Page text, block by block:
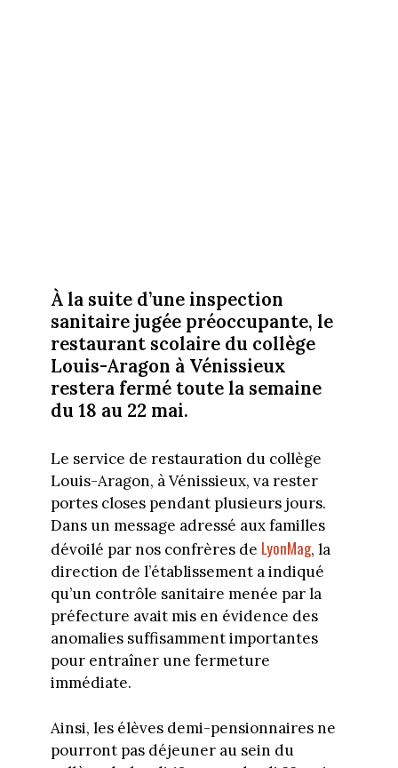
À la suite d’une inspection
sanitaire jugée préoccupante, le
restaurant scolaire du collège
Louis-Aragon à Vénissieux
restera fermé toute la semaine
du 18 au 22 mai.
Le service de restauration du collège
Louis-Aragon, à Vénissieux, va rester
portes closes pendant plusieurs jours.
Dans un message adressé aux familles
dévoilé par nos confrères de LyonMag, la
direction de l’établissement a indiqué
qu’un contrôle sanitaire menée par la
préfecture avait mis en évidence des
anomalies suffisamment importantes
pour entraîner une fermeture
immédiate.
Ainsi, les élèves demi-pensionnaires ne
pourront pas déjeuner au sein du